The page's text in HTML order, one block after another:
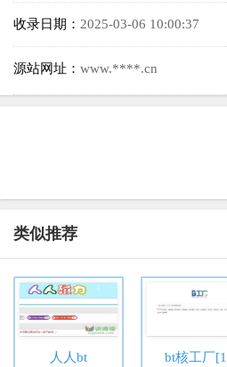
收录日期： 2025-03-06 10:00:37
源站网址： www.****.cn
类似推荐
人人bt bt核工厂[1